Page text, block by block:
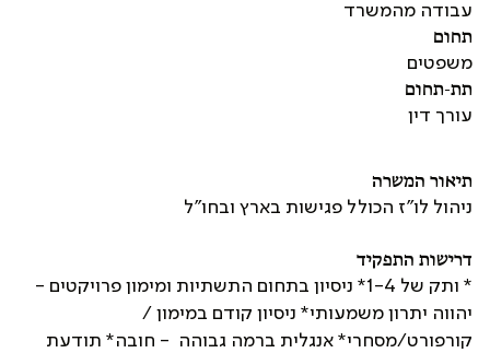
תיאור המשרה
ניהול לו"ז הכולל פגישות בארץ ובחו"ל
דרישות התפקיד
* ותק של 1-4* ניסיון בתחום התשתיות ומימון פרויקטים -
יהווה יתרון משמעותי* ניסיון קודם במימון /
קורפורט/מסחרי* אנגלית ברמה גבוהה - חובה* תודעת
עבודה מהמשרד
תחום
משפטים
תת-תחום
עורך דין